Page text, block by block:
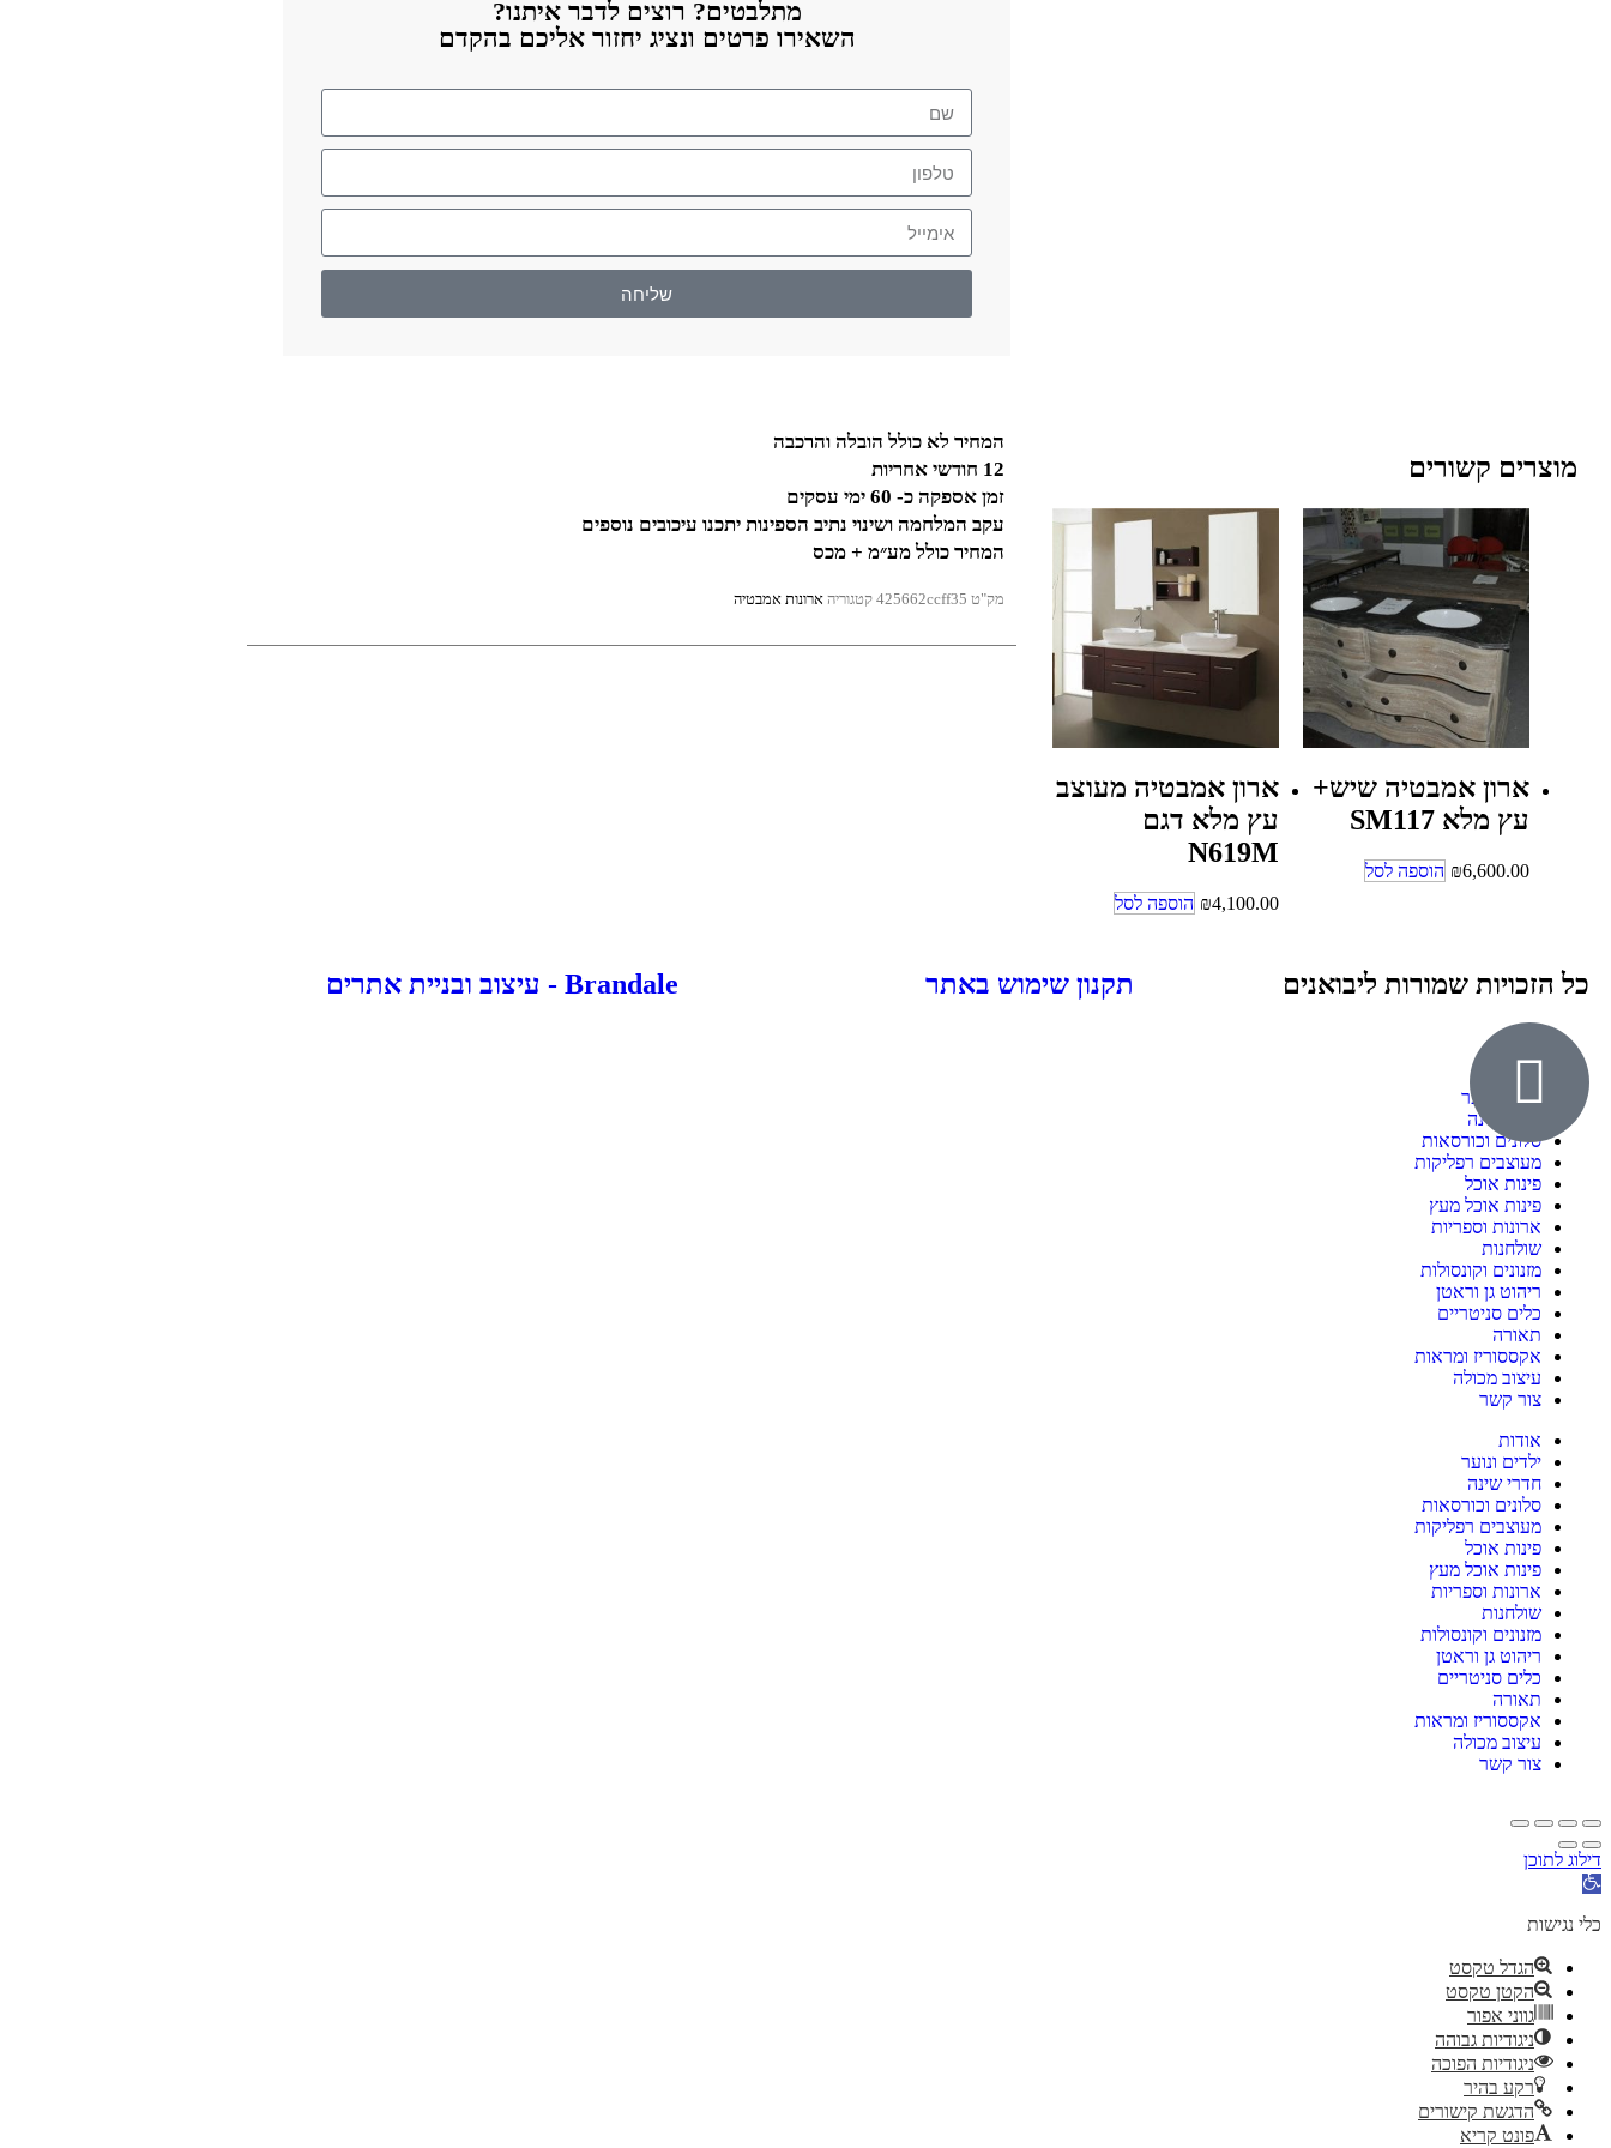
מתלבטים? רוצים לדבר איתנו?
השאירו פרטים ונציג יחזור אליכם בהקדם
שליחה
מוצרים קשורים
ארון אמבטיה שיש+
עץ מלא SM117
₪6,600.00 הוספה לסל
ארון אמבטיה מעוצב
עץ מלא דגם
N619M
₪4,100.00 הוספה לסל
המחיר לא כולל הובלה והרכבה
12 חודשי אחריות
זמן אספקה כ- 60 ימי עסקים
עקב המלחמה ושינוי נתיב הספינות יתכנו עיכובים נוספים
המחיר כולל מע״מ + מכס
מק"ט 425662ccff35 קטגוריה ארונות אמבטיה
כל הזכויות שמורות ליבואנים תקנון שימוש באתר Brandale - עיצוב ובניית אתרים
ילדים ונוער
חדרי שינה
סלונים וכורסאות
מעוצבים רפליקות
פינות אוכל
פינות אוכל מעץ
ארונות וספריות
שולחנות
מזנונים וקונסולות
ריהוט גן וראטן
כלים סניטריים
תאורה
אקססוריז ומראות
עיצוב מכולה
צור קשר
אודות
ילדים ונוער
חדרי שינה
סלונים וכורסאות
מעוצבים רפליקות
פינות אוכל
פינות אוכל מעץ
ארונות וספריות
שולחנות
מזנונים וקונסולות
ריהוט גן וראטן
כלים סניטריים
תאורה
אקססוריז ומראות
עיצוב מכולה
צור קשר
דילוג לתוכן
פתח
נגישות
כלי נגישות
הגדל טקסט
הקטן טקסט
גווני אפור
ניגודיות גבוהה
ניגודיות הפוכה
רקע בהיר
הדגשת קישורים
פונט קריא